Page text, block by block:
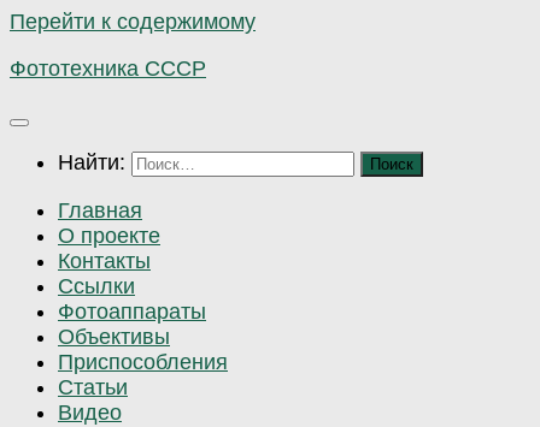
Перейти к содержимому
Фототехника СССР
Найти:
Главная
О проекте
Контакты
Ссылки
Фотоаппараты
Объективы
Приспособления
Статьи
Видео